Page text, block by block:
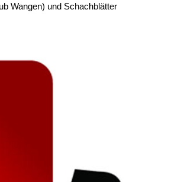
Wangen) und Schachblätter